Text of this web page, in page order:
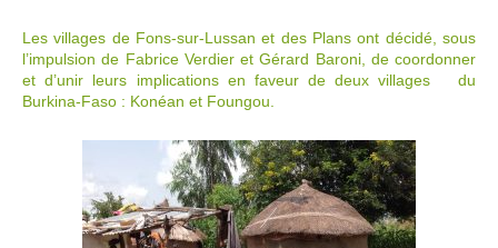
Les villages de Fons-sur-Lussan et des Plans ont décidé, sous
l’impulsion de Fabrice Verdier et Gérard Baroni, de coordonner
et d’unir leurs implications en faveur de deux villages du
Burkina-Faso : Konéan et Foungou.